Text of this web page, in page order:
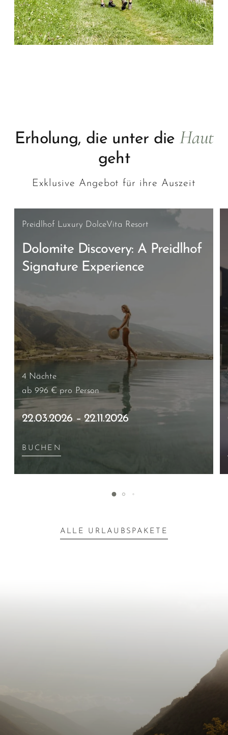
Erholung, die unter die Haut
geht
Exklusive Angebot für ihre Auszeit
Preidlhof Luxury DolceVita Resort
Dolomite Discovery: A Preidlhof
Signature Experience
4 Nächte
ab 996 € pro Person
22.03.2026 – 22.11.2026
BUCHEN
ALLE URLAUBSPAKETE